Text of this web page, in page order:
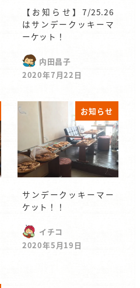
【お知らせ】7/25.26
はサンデークッキーマ
ーケット！
内田昌子
2020年7月22日
お知らせ
サンデークッキーマー
ケット！！
イチコ
2020年5月19日